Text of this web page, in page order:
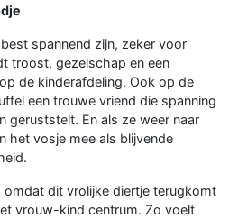
spannend zijn, zeker voor
troost, gezelschap en een
de kinderafdeling. Ook op de
een trouwe vriend die spanning
geruststelt. En als ze weer naar
het vosje mee als blijvende
omdat dit vrolijke diertje terugkomt
vrouw-kind centrum. Zo voelt